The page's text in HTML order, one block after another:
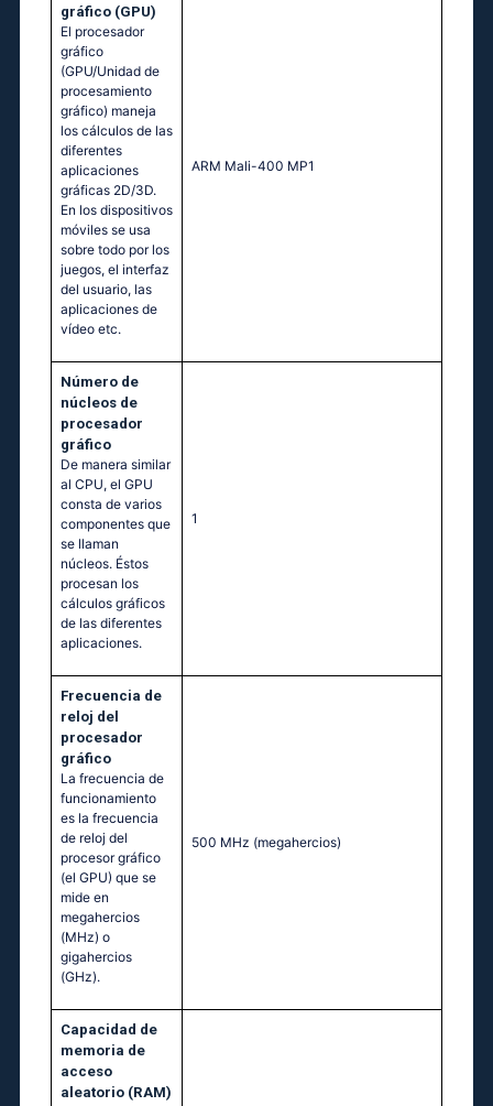
gráfico (GPU)
El procesador
gráfico
(GPU/Unidad de
procesamiento
gráfico) maneja
los cálculos de las
diferentes
aplicaciones
gráficas 2D/3D.
En los dispositivos
móviles se usa
sobre todo por los
juegos, el interfaz
del usuario, las
aplicaciones de
vídeo etc.
ARM Mali-400 MP1
Número de
núcleos de
procesador
gráfico
De manera similar
al CPU, el GPU
consta de varios
componentes que
se llaman
núcleos. Éstos
procesan los
cálculos gráficos
de las diferentes
aplicaciones.
1
Frecuencia de
reloj del
procesador
gráfico
La frecuencia de
funcionamiento
es la frecuencia
de reloj del
procesor gráfico
(el GPU) que se
mide en
megahercios
(MHz) o
gigahercios
(GHz).
500 MHz (megahercios)
Capacidad de
memoria de
acceso
aleatorio (RAM)